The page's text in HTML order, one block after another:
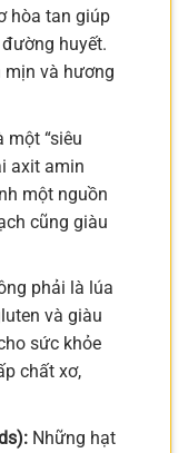
hòa tan giúp
huyết.
mịn và hương
một “siêu
axit amin
một nguồn
cũng giàu
phải là lúa
và giàu
sức khỏe
chất xơ,
Những hạt